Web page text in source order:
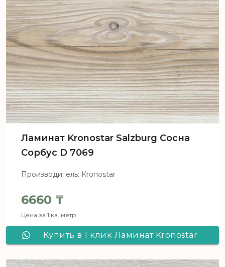
Ламинат Kronostar Salzburg Сосна
Сорбус D 7069
Производитель: Kronostar
6660 ₸
Цена за 1 кв. метр
Купить в 1 клик Ламинат Kronostar